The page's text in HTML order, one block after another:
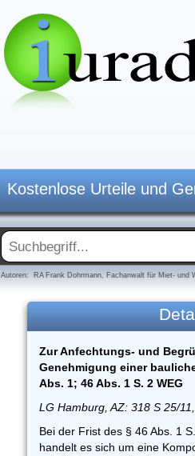
Kostenlose Urteile und
Autoren: RA Frank Dohrmann, Fachanwalt für Miet-
Zur Anfechtungs- und
Genehmigung einer
Abs. 1; 46 Abs. 1 S. 2 WEG
LG Hamburg, AZ: 318 S 25/
Bei der Frist des § 46 Abs. 1
handelt es sich um eine